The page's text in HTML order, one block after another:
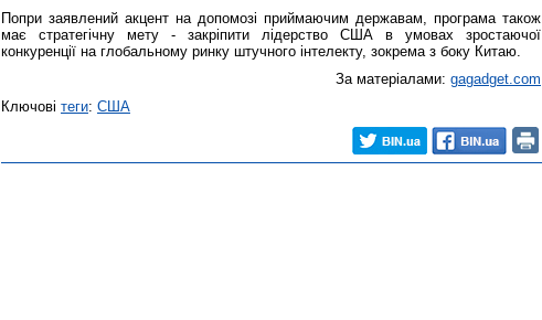
Попри заявлений акцент на допомозі приймаючим державам, програма також
має стратегічну мету - закріпити лідерство США в умовах зростаючої
конкуренції на глобальному ринку штучного інтелекту, зокрема з боку Китаю.
За матеріалами: gagadget.com
Ключові теги: США